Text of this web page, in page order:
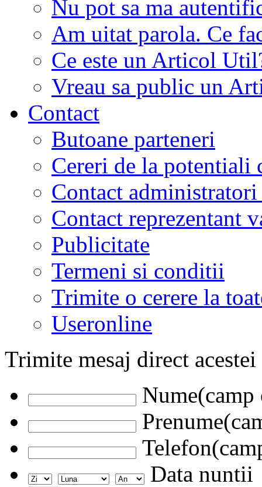
Nu pot sa ma
Am uitat parola. Ce
Ce este un Articol
Vreau sa public un
Contact
Butoane parteneri
Cereri de la potentiali
Contact
Contact reprezentant
Publicitate
Termeni si conditii
Trimite o cerere la
Useronline
Trimite mesaj direct
Data nuntii